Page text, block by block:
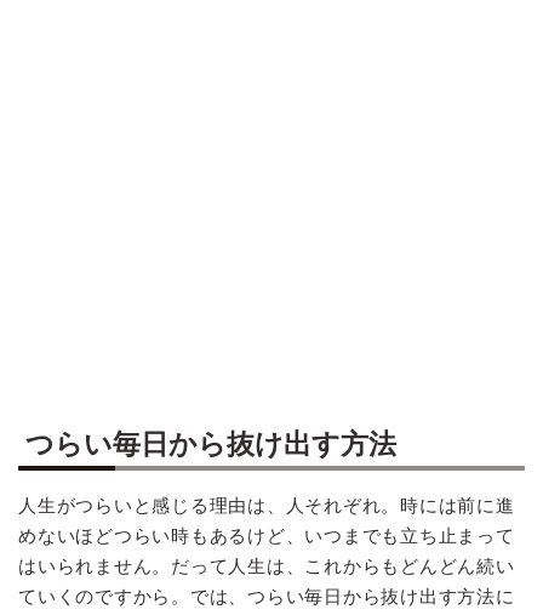
つらい毎日から抜け出す方法
人生がつらいと感じる理由は、人それぞれ。時には前に進
めないほどつらい時もあるけど、いつまでも立ち止まって
はいられません。だって人生は、これからもどんどん続い
ていくのですから。では、つらい毎日から抜け出す方法に